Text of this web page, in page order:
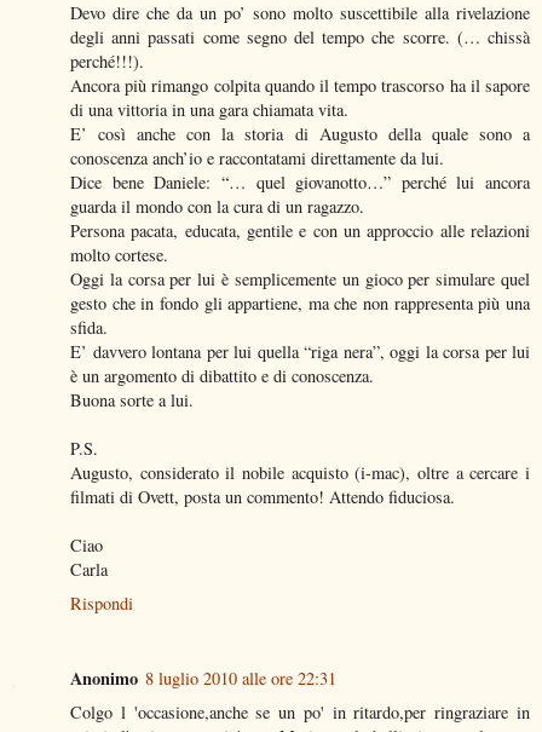
Devo dire che da un po’ sono molto suscettibile alla rivelazione
degli anni passati come segno del tempo che scorre. (… chissà
perché!!!).
Ancora più rimango colpita quando il tempo trascorso ha il sapore
di una vittoria in una gara chiamata vita.
E’ così anche con la storia di Augusto della quale sono a
conoscenza anch’io e raccontatami direttamente da lui.
Dice bene Daniele: “… quel giovanotto…” perché lui ancora
guarda il mondo con la cura di un ragazzo.
Persona pacata, educata, gentile e con un approccio alle relazioni
molto cortese.
Oggi la corsa per lui è semplicemente un gioco per simulare quel
gesto che in fondo gli appartiene, ma che non rappresenta più una
sfida.
E’ davvero lontana per lui quella “riga nera”, oggi la corsa per lui
è un argomento di dibattito e di conoscenza.
Buona sorte a lui.
P.S.
Augusto, considerato il nobile acquisto (i-mac), oltre a cercare i
filmati di Ovett, posta un commento! Attendo fiduciosa.
Ciao
Carla
Rispondi
Anonimo 8 luglio 2010 alle ore 22:31
Colgo l 'occasione,anche se un po' in ritardo,per ringraziare in